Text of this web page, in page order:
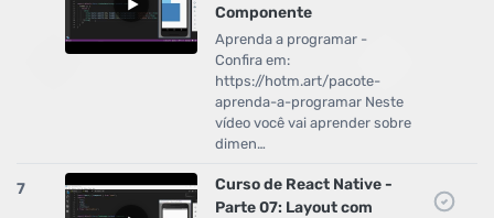
Componente
Aprenda a programar -
Confira em:
https://hotm.art/pacote-
aprenda-a-programar Neste
vídeo você vai aprender sobre
dimen…
7
Curso de React Native -
Parte 07: Layout com